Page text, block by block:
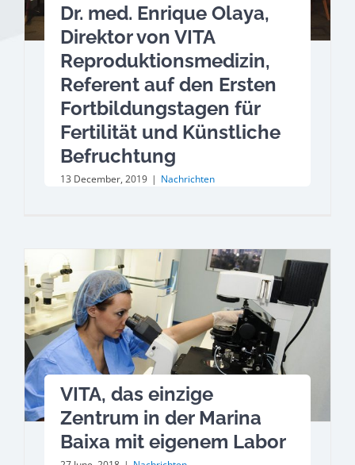
Dr. med. Enrique Olaya,
Direktor von VITA
Reproduktionsmedizin,
Referent auf den Ersten
Fortbildungstagen für
Fertilität und Künstliche
Befruchtung
13 December, 2019 | Nachrichten
VITA, das einzige
Zentrum in der Marina
Baixa mit eigenem Labor